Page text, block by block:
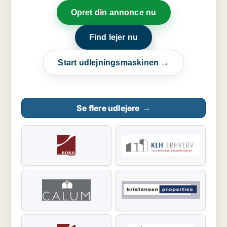
Opret din annonce nu
Find lejer nu
Start udlejningsmaskinen →
Se flere udlejere →